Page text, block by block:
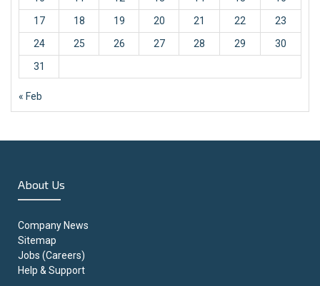
17
18 19 20 21 22
23
24
25 26 27 28 29
30
31
« Feb
About Us
Company News
Sitemap
Jobs (Careers)
Help & Support